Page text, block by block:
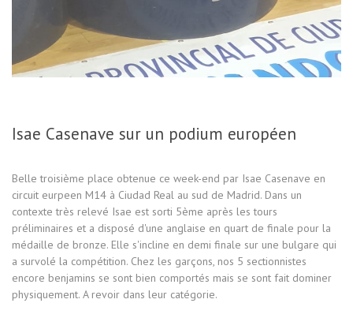
Isae Casenave sur un podium européen
Belle troisième place obtenue ce week-end par Isae Casenave en
circuit eurpeen M14 à Ciudad Real au sud de Madrid. Dans un
contexte très relevé Isae est sorti 5ème après les tours
préliminaires et a disposé d'une anglaise en quart de finale pour la
médaille de bronze. Elle s'incline en demi finale sur une bulgare qui
a survolé la compétition. Chez les garçons, nos 5 sectionnistes
encore benjamins se sont bien comportés mais se sont fait dominer
physiquement. A revoir dans leur catégorie.